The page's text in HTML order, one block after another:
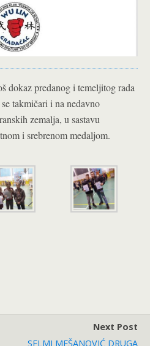
dokaz predanog i temeljitog rada
takmičari i na nedavno
zemalja, u sastavu
i srebrenom medaljom.
Next Post
SELMI MEŠANOVIĆ DRUGA